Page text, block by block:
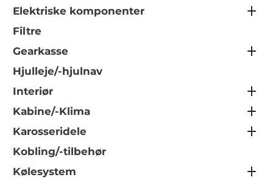
Elektriske komponenter
Filtre
Gearkasse
Hjulleje/-hjulnav
Interiør
Kabine/-Klima
Karosseridele
Kobling/-tilbehør
Kølesystem